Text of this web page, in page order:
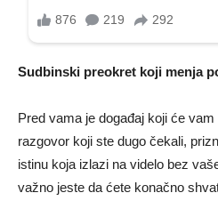
Sudbinski preokret koji menja
Pred vama je događaj koji će
razgovor koji ste dugo čekali,
istinu koja izlazi na videlo bez
važno jeste da ćete konačno